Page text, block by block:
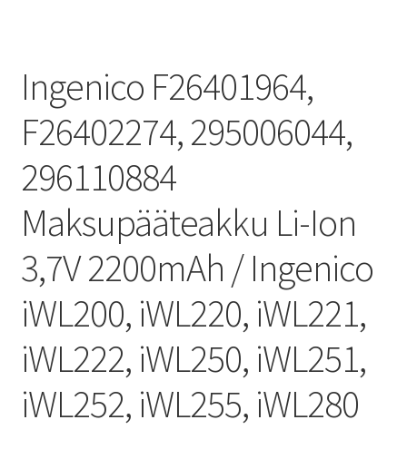
Ingenico F26401964,
F26402274, 295006044,
296110884
Maksupääteakku Li-Ion
3,7V 2200mAh / Ingenico
iWL200, iWL220, iWL221,
iWL222, iWL250, iWL251,
iWL252, iWL255, iWL280